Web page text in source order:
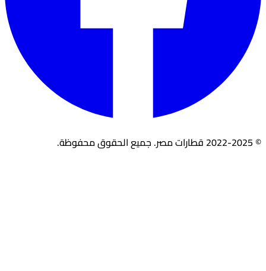
© 2022-2025 قطارات مصر. جميع الحقوق محفوظة.